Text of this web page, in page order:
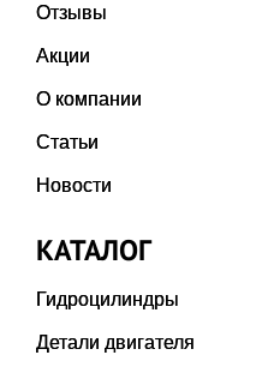
Отзывы
Акции
О компании
Статьи
Новости
КАТАЛОГ
Гидроцилиндры
Детали двигателя